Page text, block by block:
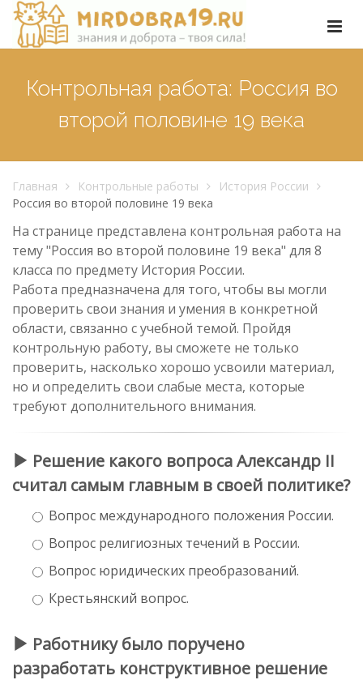
Контрольная работа: Россия во
второй половине 19 века
Главная Контрольные работы
История России
Россия во второй половине 19 века
На странице представлена контрольная работа на
тему "Россия во второй половине 19 века" для 8
класса по предмету История России.
Работа предназначена для того, чтобы вы могли
проверить свои знания и умения в конкретной
области, связанно с учебной темой. Пройдя
контрольную работу, вы сможете не только
проверить, насколько хорошо усвоили материал,
но и определить свои слабые места, которые
требуют дополнительного внимания.
Решение какого вопроса Александр II
считал самым главным в своей политике?
Вопрос международного положения России.
Вопрос религиозных течений в России.
Вопрос юридических преобразований.
Крестьянский вопрос.
Работнику было поручено
разработать конструктивное решение